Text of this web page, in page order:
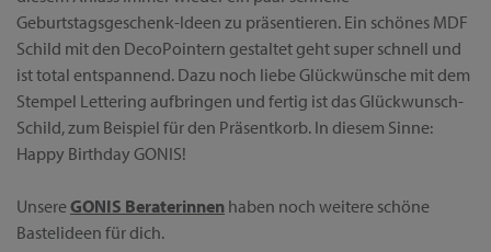
Geburtstagsgeschenk-Ideen zu präsentieren. Ein schönes MDF
Schild mit den DecoPointern gestaltet geht super schnell und
ist total entspannend. Dazu noch liebe Glückwünsche mit dem
Stempel Lettering aufbringen und fertig ist das Glückwunsch-
Schild, zum Beispiel für den Präsentkorb. In diesem Sinne:
Happy Birthday GONIS!
UnsereGONIS Beraterinnen haben noch weitere schöne
Bastelideen für dich.